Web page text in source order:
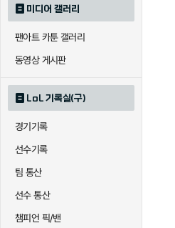
미디어 갤러리
팬아트 카툰 갤러리
동영상 게시판
LoL 기록실(구)
경기기록
선수기록
팀 통산
선수 통산
챔피언 픽/밴